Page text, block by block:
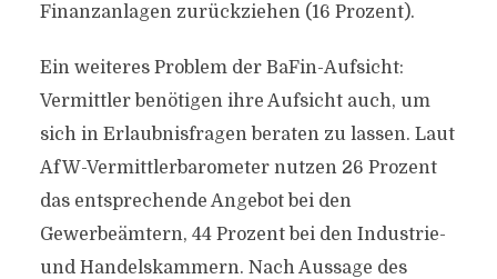
Finanzanlagen zurückziehen (16 Prozent).
Ein weiteres Problem der BaFin-Aufsicht:
Vermittler benötigen ihre Aufsicht auch, um
sich in Erlaubnisfragen beraten zu lassen. Laut
AfW-Vermittlerbarometer nutzen 26 Prozent
das entsprechende Angebot bei den
Gewerbeämtern, 44 Prozent bei den Industrie-
und Handelskammern. Nach Aussage des